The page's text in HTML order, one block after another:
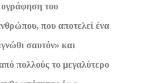
του
που αποτελεί ένα
σαυτόν» και
πολλούς το μεγαλύτερο